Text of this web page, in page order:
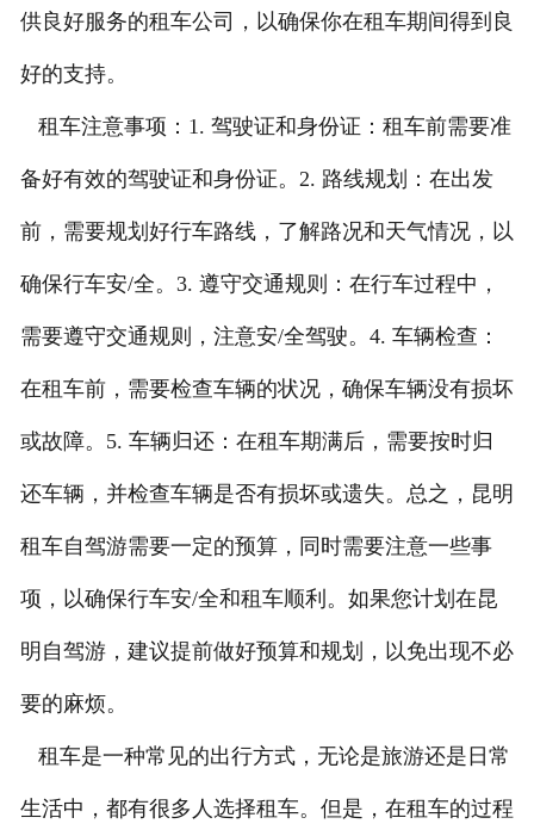
供良好服务的租车公司，以确保你在租车期间得到良
好的支持。
租车注意事项：1. 驾驶证和身份证：租车前需要准
备好有效的驾驶证和身份证。2. 路线规划：在出发
前，需要规划好行车路线，了解路况和天气情况，以
确保行车安/全。3. 遵守交通规则：在行车过程中，
需要遵守交通规则，注意安/全驾驶。4. 车辆检查：
在租车前，需要检查车辆的状况，确保车辆没有损坏
或故障。5. 车辆归还：在租车期满后，需要按时归
还车辆，并检查车辆是否有损坏或遗失。总之，昆明
租车自驾游需要一定的预算，同时需要注意一些事
项，以确保行车安/全和租车顺利。如果您计划在昆
明自驾游，建议提前做好预算和规划，以免出现不必
要的麻烦。
租车是一种常见的出行方式，无论是旅游还是日常
生活中，都有很多人选择租车。但是，在租车的过程